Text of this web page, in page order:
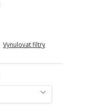
Vynulovat filtry